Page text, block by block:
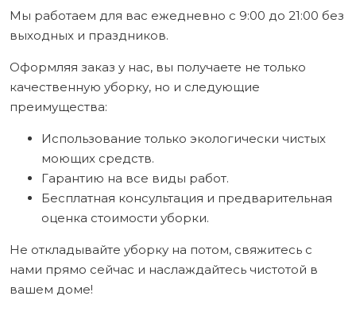
Мы работаем для вас ежедневно с 9:00 до 21:00 без
выходных и праздников.
Оформляя заказ у нас, вы получаете не только
качественную уборку, но и следующие
преимущества:
Использование только экологически чистых
моющих средств.
Гарантию на все виды работ.
Бесплатная консультация и предварительная
оценка стоимости уборки.
Не откладывайте уборку на потом, свяжитесь с
нами прямо сейчас и наслаждайтесь чистотой в
вашем доме!